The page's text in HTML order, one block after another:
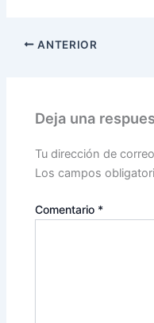
ANTERIOR
Deja una
Tu dirección de
Los campos
Comentario *